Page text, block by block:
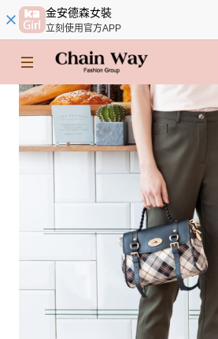
金安德森女裝
立刻使用官方APP